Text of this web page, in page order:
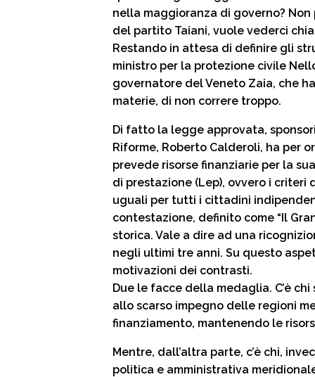
nella maggioranza di governo?
del partito Taiani, vuole vederci
Restando in attesa di definire gli
ministro per la protezione civile
governatore del Veneto Zaia, che
materie, di non correre troppo.
Di fatto la legge approvata,
Riforme, Roberto Calderoli, ha per
prevede risorse finanziarie per la
di prestazione (Lep), ovvero i
uguali per tutti i cittadini
contestazione, definito come “Il
storica. Vale a dire ad una
negli ultimi tre anni. Su questo
motivazioni dei contrasti.
Due le facce della medaglia. C’è
allo scarso impegno delle regioni
finanziamento, mantenendo le
Mentre, dall’altra parte, c’è chi,
politica e amministrativa